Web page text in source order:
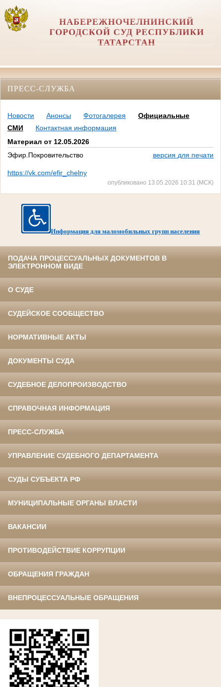
НАБЕРЕЖНОЧЕЛНИНСКИЙ
ГОРОДСКОЙ СУД РЕСПУБЛИКИ
ТАТАРСТАН
ПРЕСС-СЛУЖБА
Новости Анонсы Фотогалерея
Официальные
СМИ
Контактная информация
Материал от 12.05.2026
Эфир.Покровительство
версия для печати
https://vk.com/efir_chelny
опубликовано 13.05.2026 10:31 (МСК)
Информация для маломобильных групп населения
ПОДАЧА ПРОЦЕССУАЛЬНЫХ ДОКУМЕНТОВ В
ЭЛЕКТРОННОМ ВИДЕ
О СУДЕ
СУДЕЙСКОЕ СООБЩЕСТВО
НОРМАТИВНЫЕ АКТЫ
ДОКУМЕНТЫ СУДА
СУДЕБНОЕ ДЕЛОПРОИЗВОДСТВО
СПРАВОЧНАЯ ИНФОРМАЦИЯ
ПРЕСС-СЛУЖБА
УПРАВЛЕНИЕ СУДЕБНОГО ДЕПАРТАМЕНТА
СУДЫ СУБЪЕКТА РФ
МУНИЦИПАЛЬНЫЕ ОРГАНЫ ВЛАСТИ
ВАКАНСИИ
ПРОТИВОДЕЙСТВИЕ КОРРУПЦИИ
ОБРАЩЕНИЯ ГРАЖДАН
ВНЕПРОЦЕССУАЛЬНЫЕ ОБРАЩЕНИЯ